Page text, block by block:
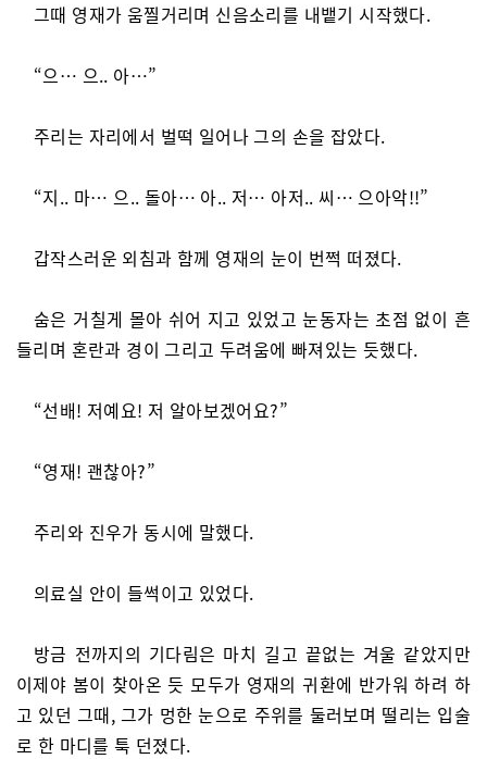
그때 영재가 움찔거리며 신음소리를 내뱉기 시작했다.
“으… 으.. 아…”
주리는 자리에서 벌떡 일어나 그의 손을 잡았다.
“지.. 마… 으.. 돌아… 아.. 저… 아저.. 씨… 으아악!!”
갑작스러운 외침과 함께 영재의 눈이 번쩍 떠졌다.
숨은 거칠게 몰아 쉬어 지고 있었고 눈동자는 초점 없이 흔
들리며 혼란과 경이 그리고 두려움에 빠져있는 듯했다.
“선배! 저예요! 저 알아보겠어요?”
“영재! 괜찮아?”
주리와 진우가 동시에 말했다.
의료실 안이 들썩이고 있었다.
방금 전까지의 기다림은 마치 길고 끝없는 겨울 같았지만
이제야 봄이 찾아온 듯 모두가 영재의 귀환에 반가워 하려 하
고 있던 그때, 그가 멍한 눈으로 주위를 둘러보며 떨리는 입술
로 한 마디를 툭 던졌다.